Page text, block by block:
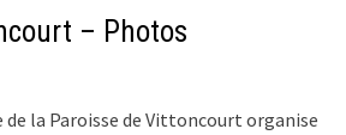
– Photos
de la Paroisse de Vittoncourt organise